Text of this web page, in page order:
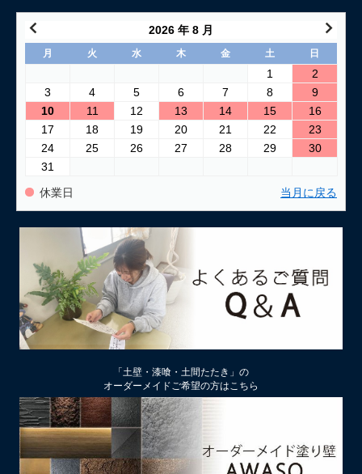
2026 年 8 月
月 火 水 木 金 土 日
1
2
3
4 5 6 7 8
9
10
11 12 13 14 15
16
17
18 19 20 21 22
23
24
25 26 27 28 29
30
31
休業日 当月に戻る
「土壁・漆喰・土間たたき」の
オーダーメイドご希望の方はこちら